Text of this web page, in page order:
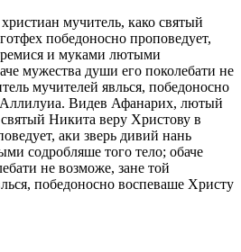
мучитель, како святый
победоносно проповедует,
и муками лютыми
мужества души его поколебати не
мучителей явлься, победоносно
Видев Афанарих, лютый
Никита веру Христову в
аки зверь дивий нань
содробляше того тело; обаче
не возможе, зане той
победоносно воспеваше Христу